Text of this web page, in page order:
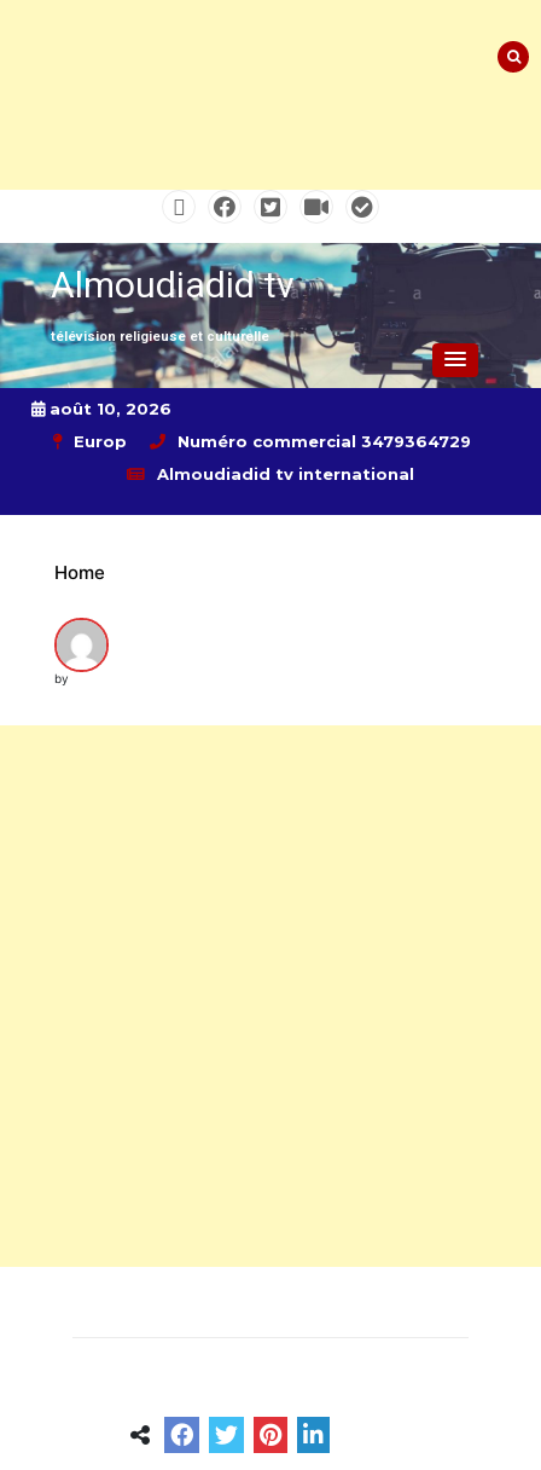
content
Almoudiadid tv
télévision religieuse et culturelle
août 10, 2026
Europ
Numéro commercial 3479364729
Almoudiadid tv international
Home
by